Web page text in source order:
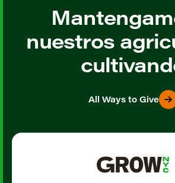
nuestros
All Ways to Give